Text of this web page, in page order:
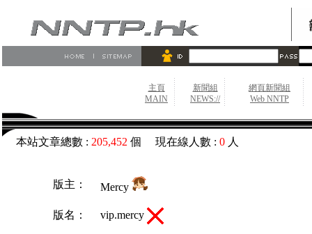
主頁
MAIN
新聞組
NEWS://
網頁新聞組
Web NNTP
本站文章總數 : 205,452 個 現在線人數 : 0 人
版主： Mercy
版名： vip.mercy